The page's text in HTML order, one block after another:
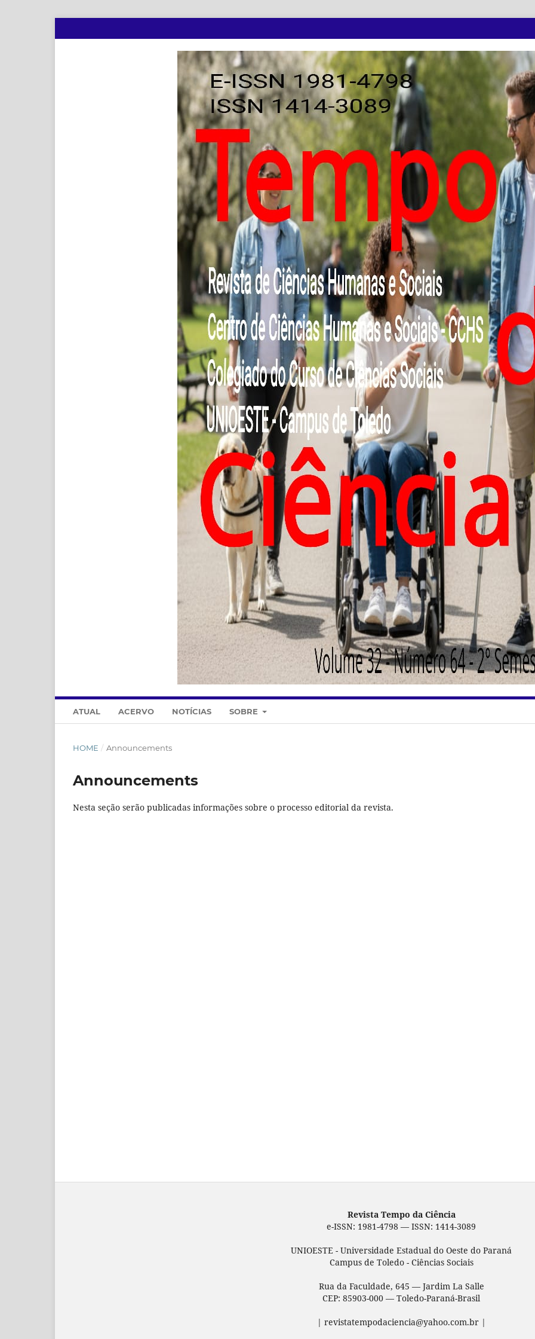
ATUAL ACERVO NOTÍCIAS SOBRE
HOME / Announcements
Announcements
Nesta seção serão publicadas informações sobre o processo editorial da revista.
Revista Tempo da Ciência
e-ISSN: 1981-4798 — ISSN: 1414-3089
UNIOESTE - Universidade Estadual do Oeste do Paraná
Campus de Toledo - Ciências Sociais
Rua da Faculdade, 645 — Jardim La Salle
CEP: 85903-000 — Toledo-Paraná-Brasil
| revistatempodaciencia@yahoo.com.br |